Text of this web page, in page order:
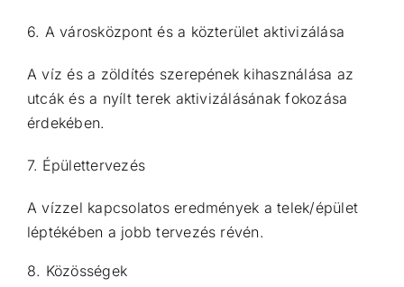
6. A városközpont és a közterület aktivizálása
A víz és a zöldítés szerepének kihasználása az
utcák és a nyílt terek aktivizálásának fokozása
érdekében.
7. Épülettervezés
A vízzel kapcsolatos eredmények a telek/épület
léptékében a jobb tervezés révén.
8. Közösségek